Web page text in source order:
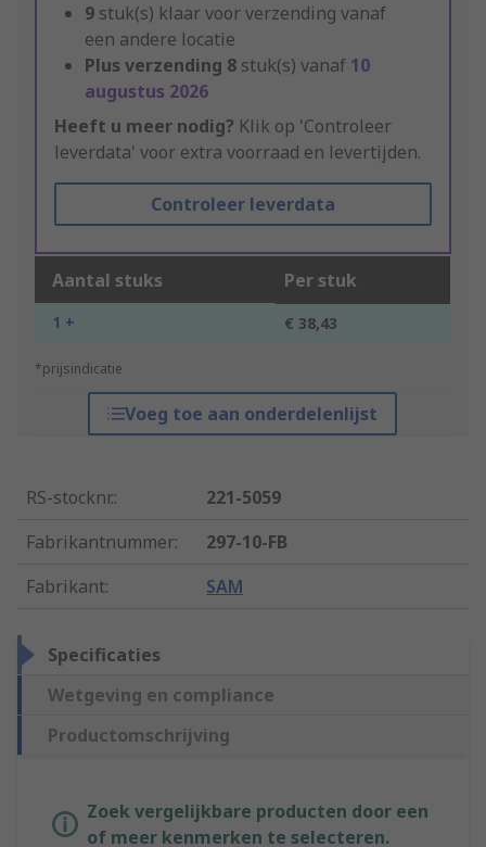
9 stuk(s) klaar voor verzending vanaf
een andere locatie
Plus verzending 8 stuk(s) vanaf 10
augustus 2026
Heeft u meer nodig? Klik op 'Controleer
leverdata' voor extra voorraad en levertijden.
Controleer leverdata
Aantal stuks Per stuk
1 + € 38,43
*prijsindicatie
Voeg toe aan onderdelenlijst
RS-stocknr.:
221-5059
Fabrikantnummer:
297-10-FB
Fabrikant: SAM
Specificaties
Wetgeving en compliance
Productomschrijving
Zoek vergelijkbare producten door een
of meer kenmerken te selecteren.